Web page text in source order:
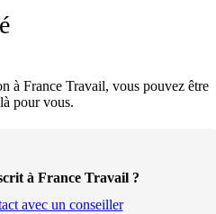
à France Travail, vous pouvez être
pour vous.
à France Travail ?
avec un conseiller